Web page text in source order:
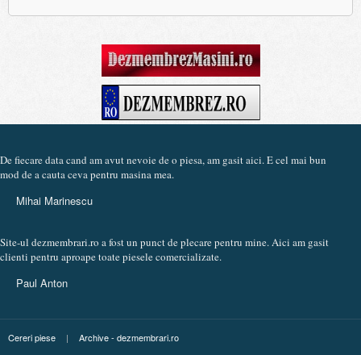
De fiecare data cand am avut nevoie de o piesa, am gasit aici. E cel mai bun
mod de a cauta ceva pentru masina mea.
Mihai Marinescu
Site-ul dezmembrari.ro a fost un punct de plecare pentru mine. Aici am gasit
clienti pentru aproape toate piesele comercializate.
Paul Anton
Cereri piese | Archive - dezmembrari.ro